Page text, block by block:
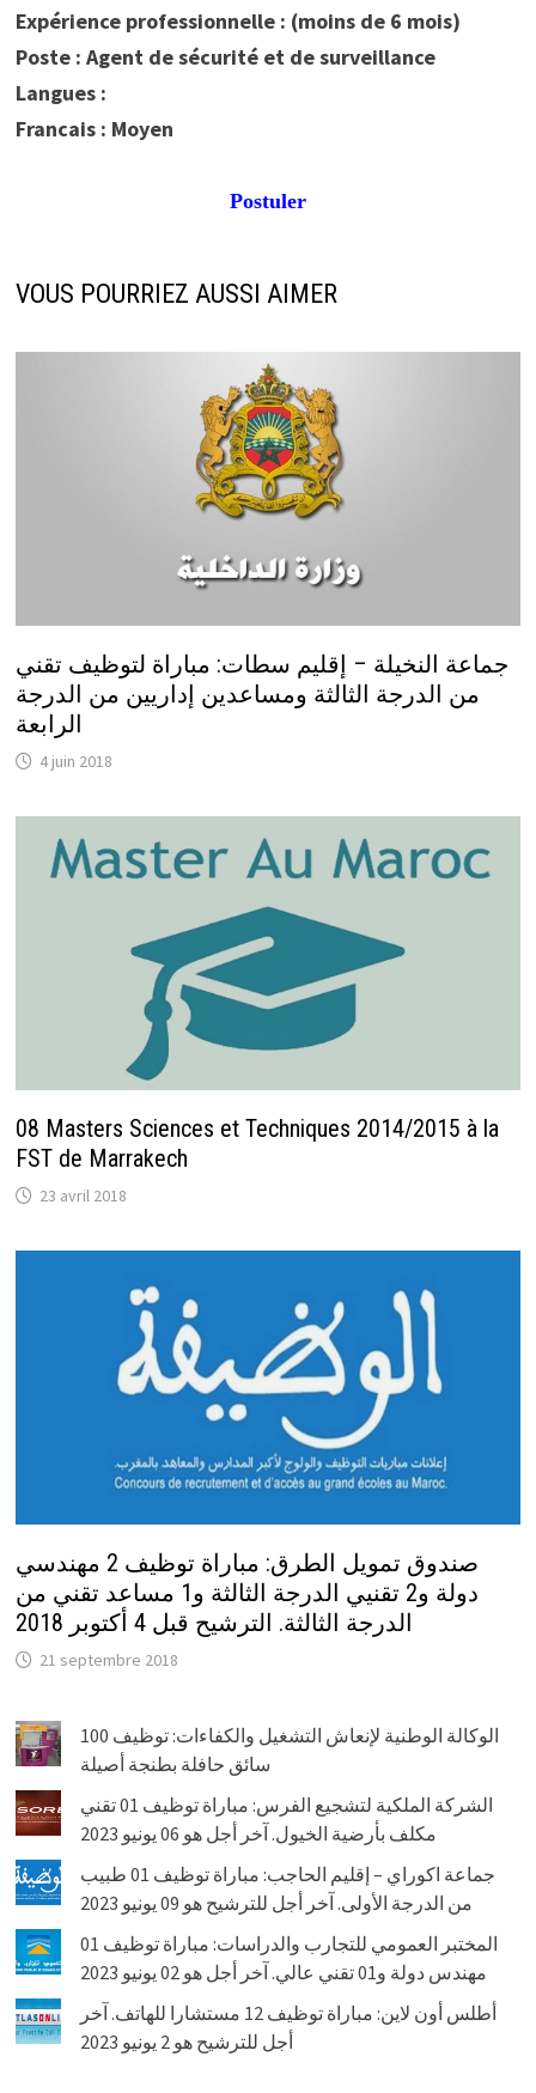
Expérience professionnelle : (moins de 6 mois)
Poste : Agent de sécurité et de surveillance
Langues :
Francais : Moyen
Postuler
VOUS POURRIEZ AUSSI AIMER
جماعة النخيلة – إقليم سطات: مباراة لتوظيف تقني
من الدرجة الثالثة ومساعدين إداريين من الدرجة
الرابعة
4 juin 2018
08 Masters Sciences et Techniques 2014/2015 à la
FST de Marrakech
23 avril 2018
صندوق تمويل الطرق: مباراة توظيف 2 مهندسي
دولة و2 تقنيي الدرجة الثالثة و1 مساعد تقني من
الدرجة الثالثة. الترشيح قبل 4 أكتوبر 2018
21 septembre 2018
الوكالة الوطنية لإنعاش التشغيل والكفاءات: توظيف 100
سائق حافلة بطنجة أصيلة
الشركة الملكية لتشجيع الفرس: مباراة توظيف 01 تقني
مكلف بأرضية الخيول. آخر أجل هو 06 يونيو 2023
جماعة اكوراي – إقليم الحاجب: مباراة توظيف 01 طبيب
من الدرجة الأولى. آخر أجل للترشيح هو 09 يونيو 2023
المختبر العمومي للتجارب والدراسات: مباراة توظيف 01
مهندس دولة و01 تقني عالي. آخر أجل هو 02 يونيو 2023
أطلس أون لاين: مباراة توظيف 12 مستشارا للهاتف. آخر
أجل للترشيح هو 2 يونيو 2023